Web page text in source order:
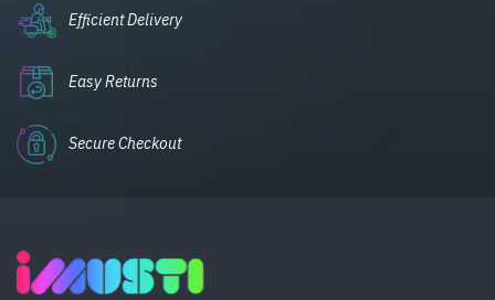
Efficient Delivery
Easy Returns
Secure Checkout